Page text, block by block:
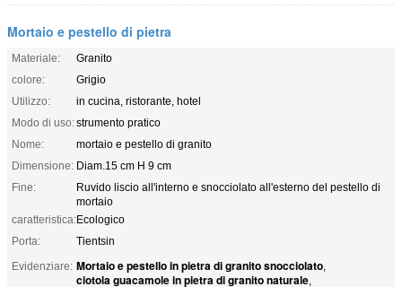
Mortaio e pestello di pietra
Materiale:
Granito
colore:
Grigio
Utilizzo:
in cucina, ristorante, hotel
Modo di uso:strumento pratico
Nome:
mortaio e pestello di granito
Dimensione: Diam.15 cm H 9 cm
Fine:
Ruvido liscio all'interno e snocciolato all'esterno del pestello di
mortaio
caratteristica:Ecologico
Porta:
Tientsin
Evidenziare: Mortaio e pestello in pietra di granito snocciolato,
ciotola guacamole in pietra di granito naturale,